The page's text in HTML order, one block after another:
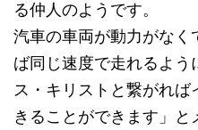
る仲人のようです。
汽車の車両が動力がな
ば同じ速度で走れるよ
ス・キリストと繋がれ
きることができます」と